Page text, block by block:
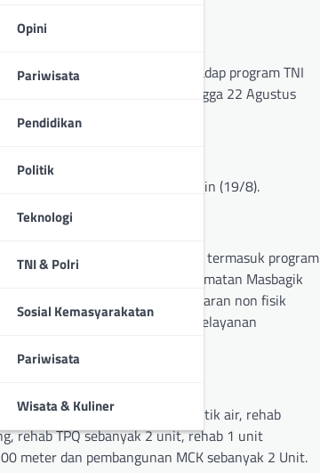
Opini
Pariwisata
Pendidikan
Politik
Teknologi
TNI & Polri
Sosial Kemasyarakatan
Pariwisata
Wisata & Kuliner
memberikan apresiasi terhadap program TNI
bulan mulai tanggal 24 Juli hingga 22 Agustus
pupuk tani di Pringgabaya, Senin (19/8).
sasaran fisik dan non fisik termasuk program
tersier di Desa Kesik Kecamatan Masbagik
612,5 meter. Sedangkan sasaran non fisik
Wasbang, penyuluhan KB, pelayanan
masyarakat.
Air Bersih (TMAB) di 3 titik air, rehab
rehab TPQ sebanyak 2 unit, rehab 1 unit
meter dan pembangunan MCK sebanyak 2 Unit.